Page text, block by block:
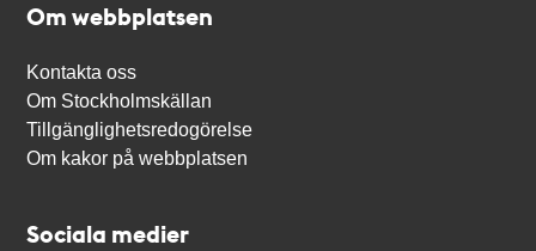
Om webbplatsen
Kontakta oss
Om Stockholmskällan
Tillgänglighetsredogörelse
Om kakor på webbplatsen
Sociala medier